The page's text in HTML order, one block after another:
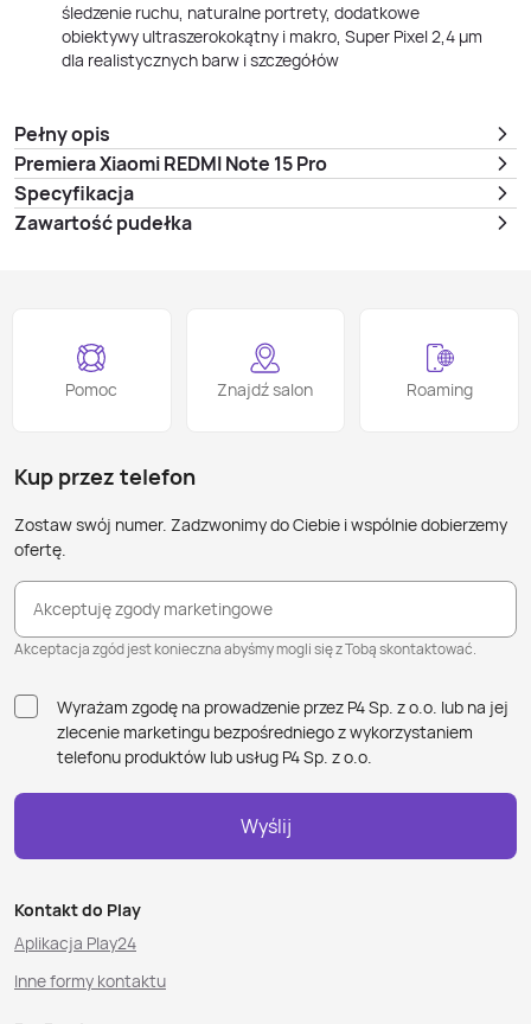
śledzenie ruchu, naturalne portrety, dodatkowe
obiektywy ultraszerokokątny i makro, Super Pixel 2,4 μm
dla realistycznych barw i szczegółów
Pełny opis
Premiera Xiaomi REDMI Note 15 Pro
Specyfikacja
Zawartość pudełka
Pomoc Znajdź salon Roaming
Kup przez telefon
Zostaw swój numer. Zadzwonimy do Ciebie i wspólnie dobierzemy
ofertę.
Akceptuję zgody marketingowe
Akceptacja zgód jest konieczna abyśmy mogli się z Tobą skontaktować.
Wyrażam zgodę na prowadzenie przez P4 Sp. z o.o. lub na jej
zlecenie marketingu bezpośredniego z wykorzystaniem
telefonu produktów lub usług P4 Sp. z o.o.
Wyślij
Kontakt do Play
Aplikacja Play24
Inne formy kontaktu